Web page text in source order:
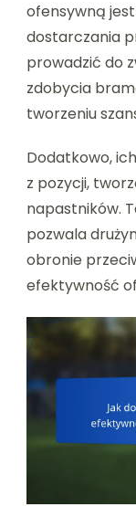
ofensywną
dostarczania
prowadzić do
zdobycia
tworzeniu
Dodatkowo,
z pozycji,
napastników.
pozwala
obronie
efektywność